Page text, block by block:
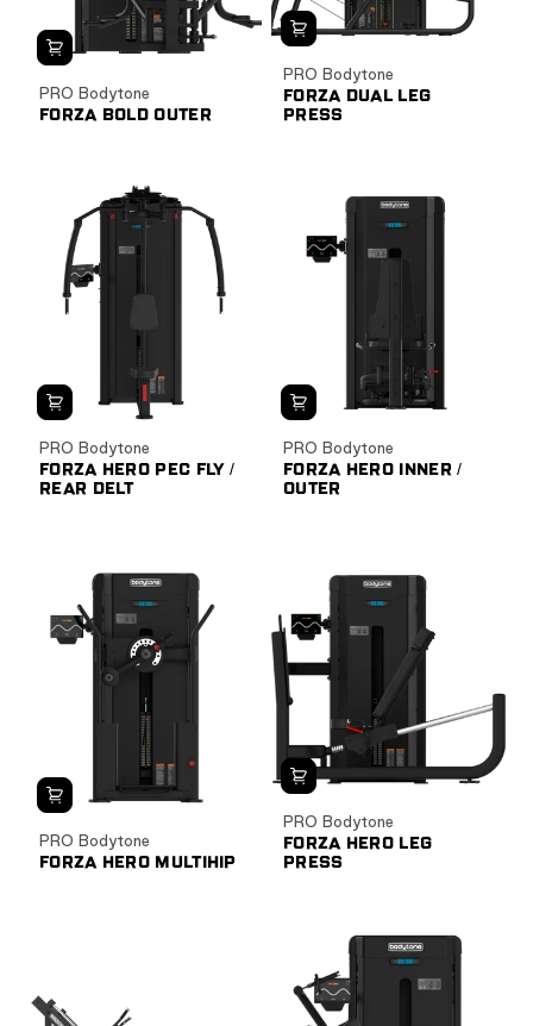
PRO Bodytone
FORZA BOLD OUTER
PRO Bodytone
FORZA DUAL LEG
PRESS
PRO Bodytone
FORZA HERO PEC FLY /
REAR DELT
PRO Bodytone
FORZA HERO INNER /
OUTER
PRO Bodytone
FORZA HERO MULTIHIP
PRO Bodytone
FORZA HERO LEG
PRESS